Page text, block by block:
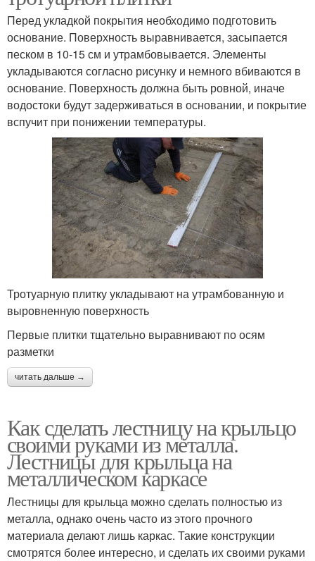
Перед укладкой покрытия необходимо подготовить
основание. Поверхность выравнивается, засыпается
песком в 10-15 см и утрамбовывается. Элементы
укладываются согласно рисунку и немного вбиваются в
основание. Поверхность должна быть ровной, иначе
водостоки будут задерживаться в основании, и покрытие
вспучит при понижении температуры.
Тротуарную плитку укладывают на утрамбованную и
выровненную поверхность
Первые плитки тщательно выравнивают по осям
разметки
читать дальше →
Как сделать лестницу на крыльцо
своими руками из металла.
Лестницы для крыльца на
металлическом каркасе
Лестницы для крыльца можно сделать полностью из
металла, однако очень часто из этого прочного
материала делают лишь каркас. Такие конструкции
смотрятся более интересно, и сделать их своими руками